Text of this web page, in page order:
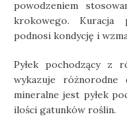
powodzeniem
krokowego. Kuracja
podnosi kondycję i
Pyłek pochodzący z
wykazuje różnorodne
mineralne jest pyłek
ilości gatunków roślin.